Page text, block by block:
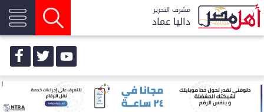
مشرف التحرير
داليا عماد